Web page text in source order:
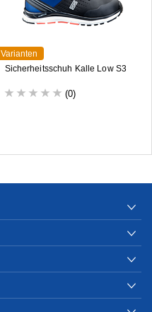
Varianten
Sicherheitsschuh Kalle Low S3
(0)